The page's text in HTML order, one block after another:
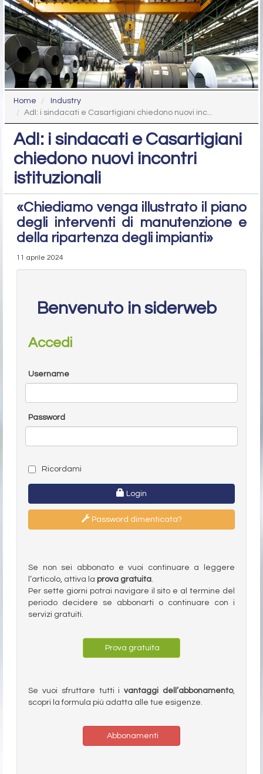
Home
Industry
AdI: i sindacati e Casartigiani chiedono nuovi inc...
AdI: i sindacati e Casartigiani
chiedono nuovi incontri
istituzionali
«Chiediamo venga illustrato il piano
degli interventi di manutenzione e
della ripartenza degli impianti»
11 aprile 2024
Benvenuto in siderweb
Accedi
Username
Password
Ricordami
Login
Password dimenticata?
Se non sei abbonato e vuoi continuare a leggere
l’articolo, attiva la prova gratuita.
Per sette giorni potrai navigare il sito e al termine del
periodo decidere se abbonarti o continuare con i
servizi gratuiti.
Prova gratuita
Se vuoi sfruttare tutti ivantaggi dell’abbonamento,
scopri la formula più adatta alle tue esigenze.
Abbonamenti